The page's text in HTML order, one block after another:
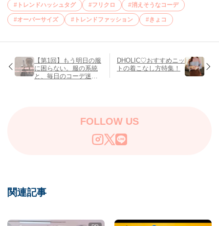
トレンドハッシュタグ フリクロ 消えそうなコーデ
オーバーサイズ トレンドファッション きょコ
【第1回】もう明日の服
に困らない。服の系統
と、毎日のコーデ迷子
DHOLIC♡おすすめニッ
トの着こなし方特集！
FOLLOW US
関連記事